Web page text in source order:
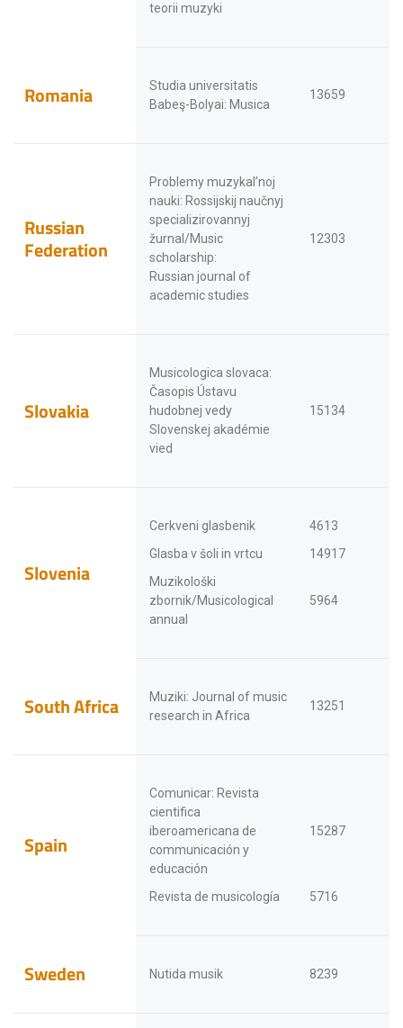
teorii muzyki
Romania
Studia universitatis
Babeş-Bolyai: Musica
13659
Russian
Federation
Problemy muzykal’noj
nauki: Rossijskij naučnyj
specializirovannyj
žurnal/Music
scholarship:
Russian journal of
academic studies
12303
Slovakia
Musicologica slovaca:
Časopis Ústavu
hudobnej vedy
Slovenskej akadémie
vied
15134
Slovenia
Cerkveni glasbenik
4613
Glasba v šoli in vrtcu
14917
Muzikološki
zbornik/Musicological
annual
5964
South Africa
Muziki: Journal of music
research in Africa
13251
Spain
Comunicar: Revista
cientifica
iberoamericana de
communicación y
educación
15287
Revista de musicología 5716
Sweden Nutida musik 8239